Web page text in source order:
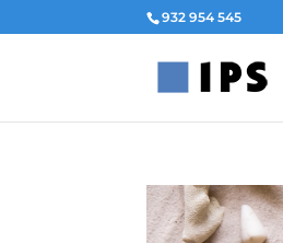
932 954 545